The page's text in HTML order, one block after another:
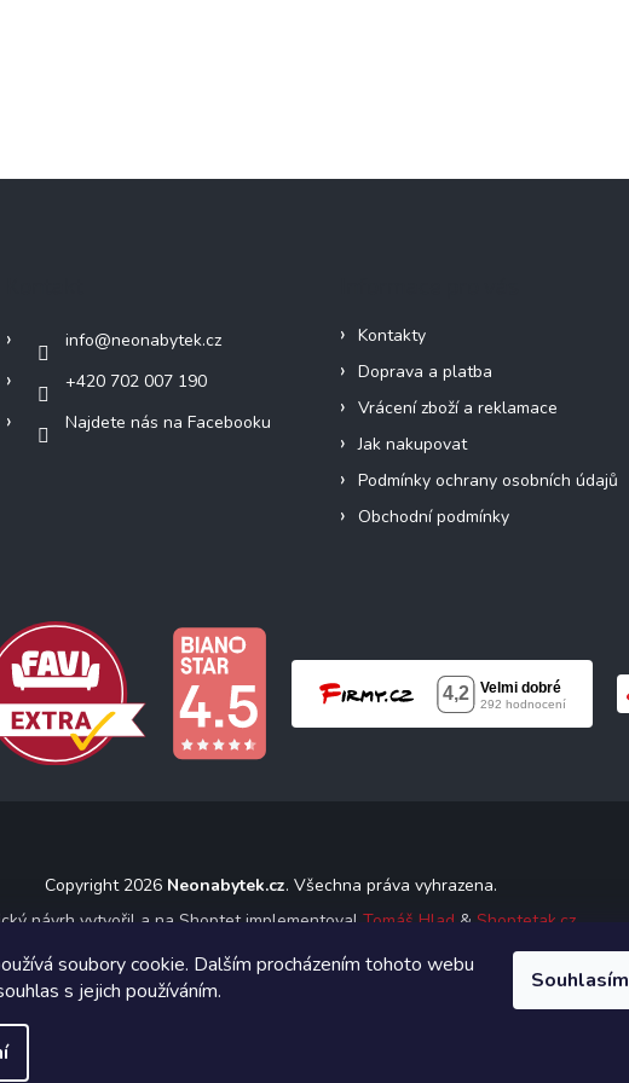
soubory cookie. Dalším procházením tohoto webu
s jejich používáním.
Souhlasím
info@neonabytek.cz
+420 702 007 190
Najdete nás na Facebooku
Kontakty
Doprava a platba
Vrácení zboží a reklamace
Jak nakupovat
Podmínky ochrany osobních údajů
Obchodní podmínky
Copyright 2026 Neonabytek.cz. Všechna práva vyhrazena.
návrh vytvořil a na Shoptet implementoval Tomáš Hlad & Shoptetak.cz.
Vytvořil Shoptet